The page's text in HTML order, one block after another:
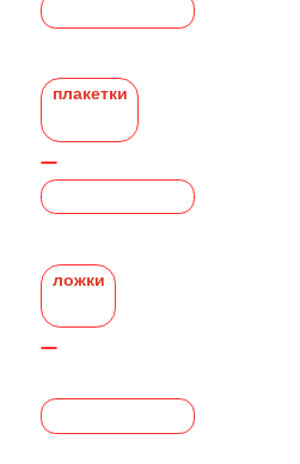
плакетки
ложки